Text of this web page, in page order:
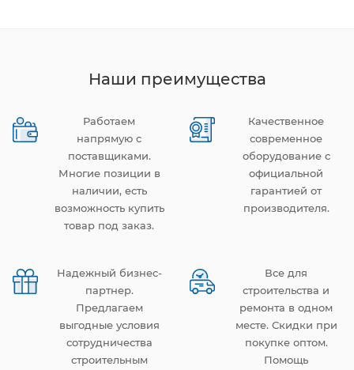
Наши преимущества
Работаем
напрямую с
поставщиками.
Многие позиции в
наличии, есть
возможность купить
товар под заказ.
Качественное
современное
оборудование с
официальной
гарантией от
производителя.
Надежный бизнес-
партнер.
Предлагаем
выгодные условия
сотрудничества
строительным
Все для
строительства и
ремонта в одном
месте. Скидки при
покупке оптом.
Помощь